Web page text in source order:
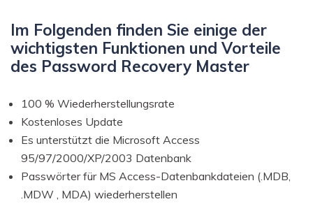
Im Folgenden finden Sie einige der
wichtigsten Funktionen und Vorteile
des Password Recovery Master
100 % Wiederherstellungsrate
Kostenloses Update
Es unterstützt die Microsoft Access
95/97/2000/XP/2003 Datenbank
Passwörter für MS Access-Datenbankdateien (.MDB,
.MDW , MDA) wiederherstellen